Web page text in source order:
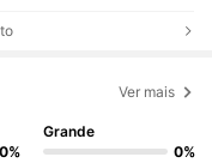
Ver mais
Grande
0%